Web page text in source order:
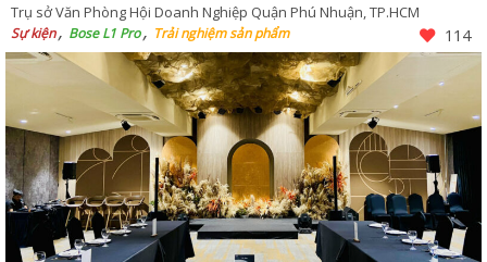
Trụ sở Văn Phòng Hội Doanh Nghiệp Quận Phú Nhuận, TP.HCM
Sự kiện Bose L1 Pro Trải nghiệm sản phẩm 114